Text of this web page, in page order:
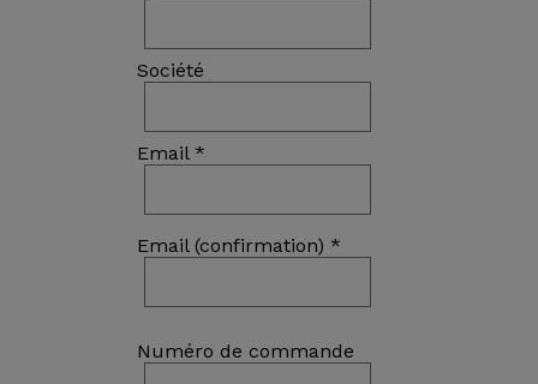
Société
Email *
Email (confirmation) *
Numéro de commande